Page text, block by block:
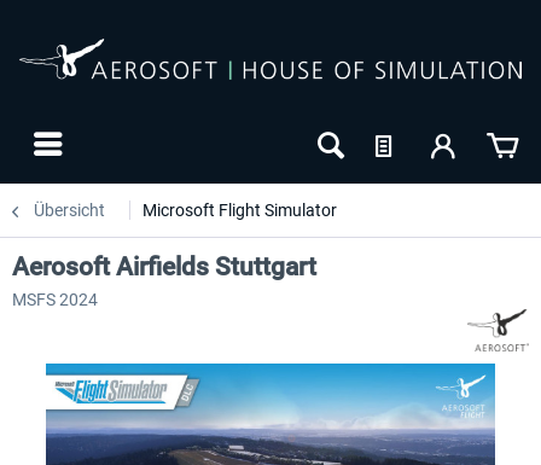
Übersicht Microsoft Flight Simulator
Aerosoft Airfields Stuttgart
MSFS 2024